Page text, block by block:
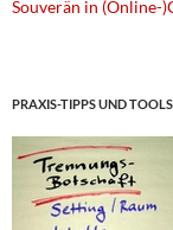
Souverän in (Online-
PRAXIS-TIPPS UND TOOLS